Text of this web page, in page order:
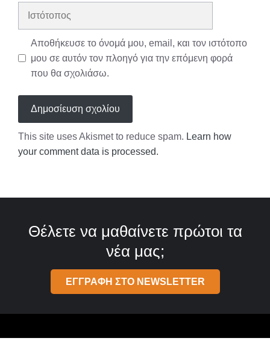
Ιστότοπος
Αποθήκευσε το όνομά μου, email, και τον ιστότοπο
μου σε αυτόν τον πλοηγό για την επόμενη φορά
που θα σχολιάσω.
This site uses Akismet to reduce spam. Learn how
your comment data is processed.
Θέλετε να μαθαίνετε πρώτοι τα
νέα μας;
ΕΓΓΡΑΦΗ ΣΤΟ NEWSLETTER